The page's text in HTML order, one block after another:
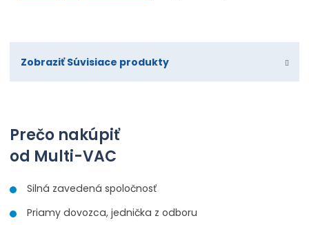
Zobraziť Súvisiace produkty
Prečo nakúpiť
od Multi-VAC
Silná zavedená spoločnosť
Priamy dovozca, jednička z odboru